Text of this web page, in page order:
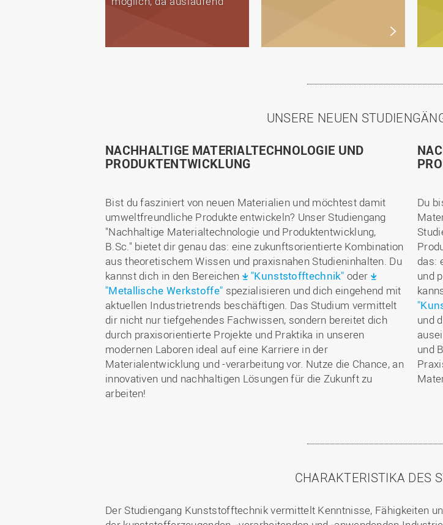
UNSERE NEUEN
NACHHALTIGE MATERIALTECHNOLOGIE UND
PRODUKTENTWICKLUNG
Bist du fasziniert von neuen Materialien und möchtest damit
umweltfreundliche Produkte entwickeln? Unser Studiengang
"Nachhaltige Materialtechnologie und Produktentwicklung,
B.Sc." bietet dir genau das: eine zukunftsorientierte Kombination
aus theoretischem Wissen und praxisnahen Studieninhalten. Du
kannst dich in den Bereichen
"Kunststofftechnik" oder
"Metallische Werkstoffe" spezialisieren und dich eingehend mit
aktuellen Industrietrends beschäftigen. Das Studium vermittelt
dir nicht nur tiefgehendes Fachwissen, sondern bereitet dich
durch praxisorientierte Projekte und Praktika in unseren
modernen Laboren ideal auf eine Karriere in der
Materialentwicklung und -verarbeitung vor. Nutze die Chance, an
innovativen und nachhaltigen Lösungen für die Zukunft zu
arbeiten!
Du
das:
und
und
und
CHARAKTERISTIKA DES
Der Studiengang Kunststofftechnik vermittelt Kenntnisse, Fähigkeiten